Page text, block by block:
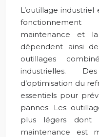
L’outillage
maintenance et
dépendent ainsi
outillages
industrielles.
d’optimisation du
essentiels pour
pannes. Les
plus légers
maintenance est